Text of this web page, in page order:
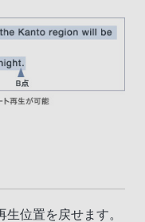
位置を戻せます。